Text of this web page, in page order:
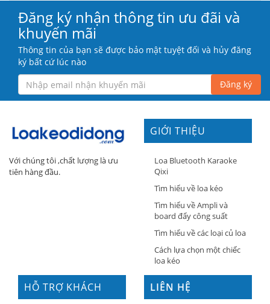
Đăng ký nhận thông tin ưu đãi và
khuyến mãi
Thông tin của bạn sẽ được bảo mật tuyệt đối và hủy đăng
ký bất cứ lúc nào
Đăng ký
Với chúng tôi ,chất lượng là ưu
tiên hàng đầu.
GIỚI THIỆU
Loa Bluetooth Karaoke
Qixi
Tìm hiểu về loa kéo
Tìm hiểu về Ampli và
board đẩy công suất
Tìm hiểu về các loại củ loa
Cách lựa chọn một chiếc
loa kéo
HỖ TRỢ KHÁCH
LIÊN HỆ